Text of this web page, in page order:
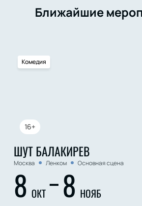
Ближайшие
16+
Комедия
ШУТ БАЛАКИРЕВ
Москва Ленком Основная сцена
8 ОКТ 8 НОЯБ